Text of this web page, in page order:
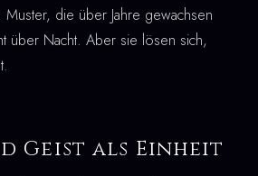
die über Jahre gewachsen
über Nacht. Aber sie lösen sich,
Geist als Einheit